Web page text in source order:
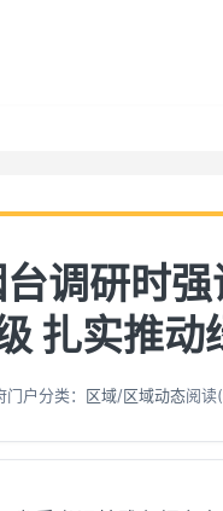
调研时
扎实推
门户分类： 区域/区域动态阅读(